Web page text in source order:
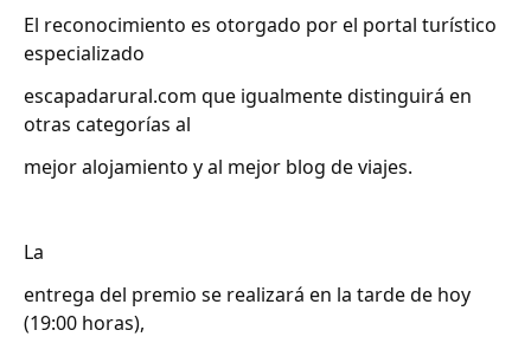
El reconocimiento es otorgado por el portal turístico
especializado
escapadarural.com que igualmente distinguirá en
otras categorías al
mejor alojamiento y al mejor blog de viajes.
La
entrega del premio se realizará en la tarde de hoy
(19:00 horas),